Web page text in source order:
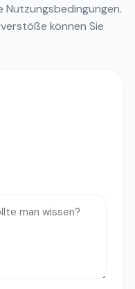
Nutzungsbedingungen.
können Sie